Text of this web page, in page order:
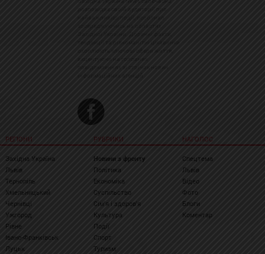
РЕГІОНИ
Західна Україна
Львів
Тернопіль
Хмельницький
Чернівці
Ужгород
Рівне
Івано-Франківськ
Луцьк
РУБРИКИ
Новини з фронту
Політика
Економіка
Суспільство
Сім'я і здоров'я
Культура
Події
Спорт
Туризм
НАГОЛОС
Спецтема
Львів
Відео
Фото
Блоги
Коментар